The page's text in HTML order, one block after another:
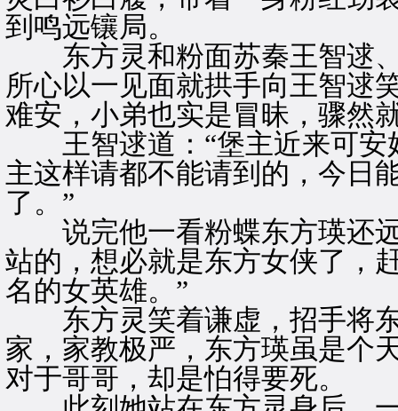
到鸣远镶局。
东方灵和粉面苏秦王智逑、
所心以一见面就拱手向王智逑
难安，小弟也实是冒昧，骤然
王智逑道：“堡主近来可安
主这样请都不能请到的，今日
了。”
说完他一看粉蝶东方瑛还远
站的，想必就是东方女侠了，
名的女英雄。”
东方灵笑着谦虚，招手将东
家，家教极严，东方瑛虽是个
对于哥哥，却是怕得要死。